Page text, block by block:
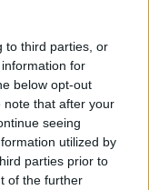
to third parties, or
for
below opt-out
note that after your
seeing
utilized by
parties prior to
of the further